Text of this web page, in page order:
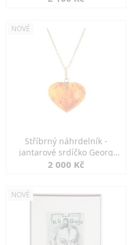
NOVÉ
Stříbrný náhrdelník -
jantarové srdíčko Georg
Kramer
2 000 Kč
NOVÉ